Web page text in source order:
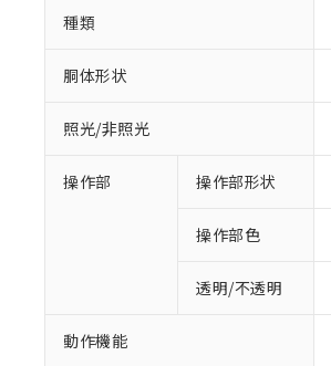
種類
胴体形状
照光/非照光
操作部 操作部形状
操作部色
透明/不透明
動作機能